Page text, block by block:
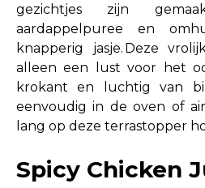
gezichtjes zijn
aardappelpuree en
knapperig jasje. Deze
alleen een lust voor het
krokant en luchtig van
eenvoudig in de oven of
lang op deze terrastopper
Spicy Chicken